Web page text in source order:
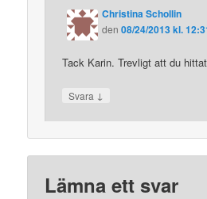
Christina Schollin
den08/24/2013 kl.
Tack Karin. Trevligt att du
Svara ↓
Lämna ett svar